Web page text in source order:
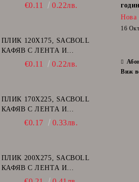
€0.11 0.22лв.
ПЛИК 120Х175, SACBOLL
КАФЯВ С ЛЕНТА И
ВЪЗДУШНИ МЕХУРИ - А/11
€0.11 0.22лв.
ПЛИК 170Х225, SACBOLL
КАФЯВ С ЛЕНТА И
ВЪЗДУШНИ МЕХУРИ - C/13
€0.17 0.33лв.
ПЛИК 200Х275, SACBOLL
КАФЯВ С ЛЕНТА И
ВЪЗДУШНИ МЕХУРИ - D/14
Нова
16
Виж